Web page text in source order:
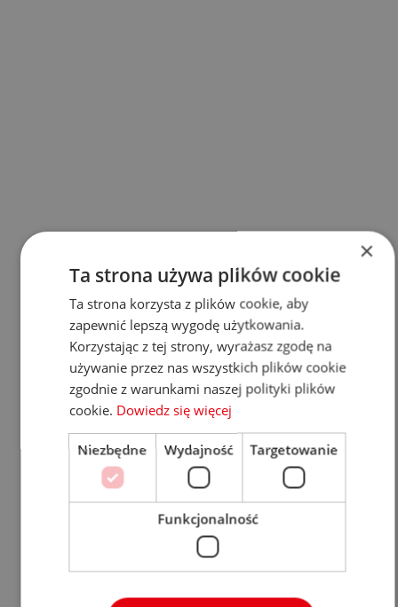
×
Ta strona używa plików cookie
Ta strona korzysta z plików cookie, aby
zapewnić lepszą wygodę użytkowania.
Korzystając z tej strony, wyrażasz zgodę na
używanie przez nas wszystkich plików cookie
zgodnie z warunkami naszej polityki plików
cookie. Dowiedz się więcej
Niezbędne Wydajność Targetowanie
Funkcjonalność